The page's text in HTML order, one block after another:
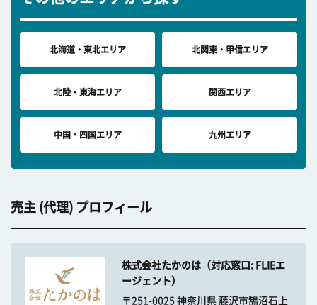
北海道・東北エリア 北関東・甲信エリア
北陸・東海エリア 関西エリア
中国・四国エリア 九州エリア
売主 (代理) プロフィール
株式会社たかのは（対応窓口: FLIEエ
ージェント）
〒251-0025 神奈川県 藤沢市鵠沼石上